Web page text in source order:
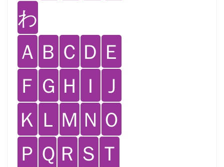
わ
Ａ Ｂ Ｃ Ｄ Ｅ
Ｆ Ｇ Ｈ Ｉ Ｊ
Ｋ Ｌ Ｍ Ｎ Ｏ
Ｐ Ｑ Ｒ Ｓ Ｔ